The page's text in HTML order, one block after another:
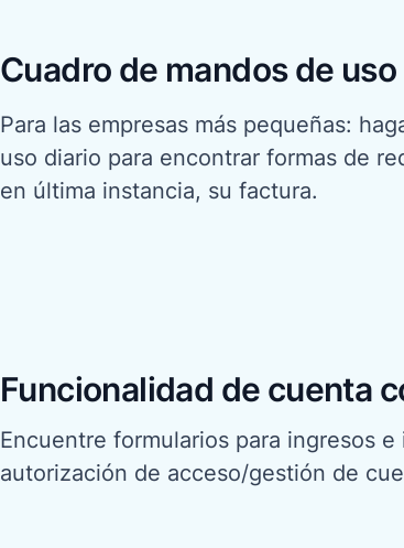
Cuadro de mandos de uso
Para las empresas más pequeñas:
uso diario para encontrar formas de
en última instancia, su factura.
Funcionalidad de cuenta
Encuentre formularios para ingresos e
autorización de acceso/gestión de